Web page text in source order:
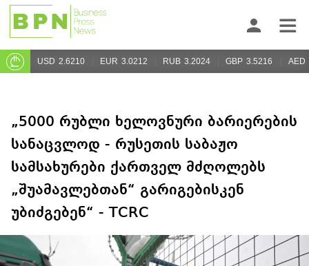
USD 2.6210 EUR 3.0212 RUB 3.2024 GBP 3.5216 AED
„5000 რუბლი ხელოვნური ბარიერების
სანაცვლოდ - რუსეთის საბაჟო
სამსახურები ქართველ მძღოლებს
„შუამავლებთან“ გარიგებისკენ
უბიძგებენ“ - TCRC